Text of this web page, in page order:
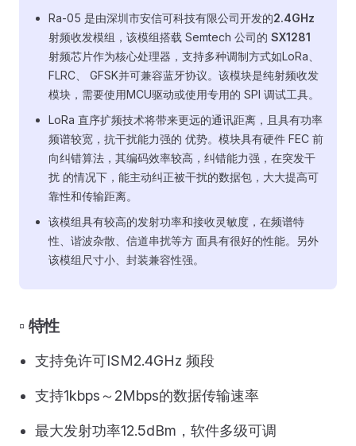
Ra-05 是由深圳市安信可科技有限公司开发的2.4GHz
射频收发模组，该模组搭载 Semtech 公司的 SX1281
射频芯片作为核心处理器，支持多种调制方式如LoRa、
FLRC、 GFSK并可兼容蓝牙协议。该模块是纯射频收发
模块，需要使用MCU驱动或使用专用的 SPI 调试工具。
LoRa 直序扩频技术将带来更远的通讯距离，且具有功率
频谱较宽，抗干扰能力强的 优势。模块具有硬件 FEC 前
向纠错算法，其编码效率较高，纠错能力强，在突发干
扰 的情况下，能主动纠正被干扰的数据包，大大提高可
靠性和传输距离。
该模组具有较高的发射功率和接收灵敏度，在频谱特
性、谐波杂散、信道串扰等方 面具有很好的性能。另外
该模组尺寸小、封装兼容性强。
▫️ 特性
支持免许可ISM2.4GHz 频段
支持1kbps～2Mbps的数据传输速率
最大发射功率12.5dBm，软件多级可调